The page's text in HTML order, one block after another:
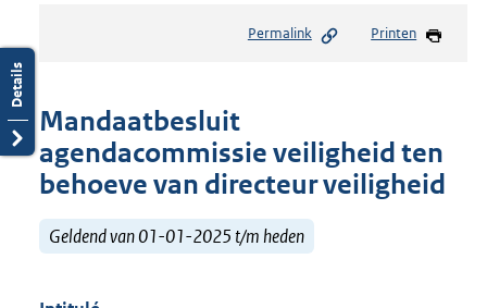
Permalink Printen
Mandaatbesluit
agendacommissie veiligheid ten
behoeve van directeur veiligheid
Geldend van 01-01-2025 t/m heden